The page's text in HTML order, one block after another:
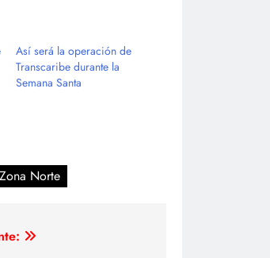
Así será la operación de
Transcaribe durante la
Semana Santa
Norte